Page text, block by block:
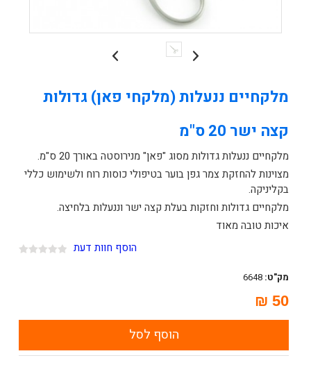
מלקחיים ננעלות (מלקחי פאן) גדולות
קצה ישר 20 ס"מ
מלקחיים ננעלות גדולות מסוג "פאן" מנירוסטה באורך 20 ס"מ.
מצוינות להחזקת צמר גפן בוער בטיפולי כוסות רוח ולשימוש כללי
בקליניקה.
מלקחיים גדולות וחזקות בעלת קצה ישר וננעלות בלחיצה.
איכות טובה מאוד
הוסף חוות דעת
מק"ט: 6648
50 ₪
הוסף לסל